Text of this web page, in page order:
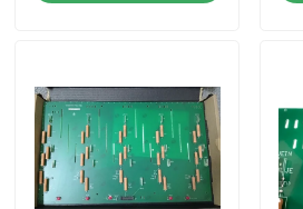
उत्पाद
वीडियो